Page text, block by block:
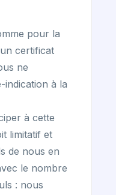
pour la
certificat
ne
indication à la
à cette
limitatif et
de nous en
le nombre
: nous